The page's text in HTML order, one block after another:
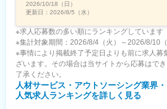
2026/10/18（日）
更新日： 2026/8/5（水）
※求人応募数の多い順にランキングしています
※集計対象期間：2026/8/4（火）～2026/8/10（
※事情により掲載終了予定日よりも前に求人募
ざいます。その場合は当サイトから応募はで
了承ください。
人材サービス・アウトソーシング業界
人気求人ランキングを詳しく見る